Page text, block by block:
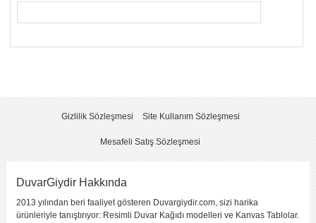
Yorumu Gönder
Gizlilik Sözleşmesi Site Kullanım Sözleşmesi
Mesafeli Satış Sözleşmesi
DuvarGiydir Hakkında
2013 yılından beri faaliyet gösteren Duvargiydir.com, sizi harika
ürünleriyle tanıştırıyor: Resimli Duvar Kağıdı modelleri ve Kanvas Tablolar.